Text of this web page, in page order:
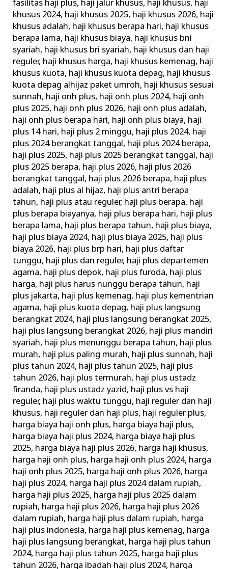
fasilitas haji plus, haji jalur khusus, haji khusus, haji
khusus 2024, haji khusus 2025, haji khusus 2026, haji
khusus adalah, haji khusus berapa hari, haji khusus
berapa lama, haji khusus biaya, haji khusus bni
syariah, haji khusus bri syariah, haji khusus dan haji
reguler, haji khusus harga, haji khusus kemenag, haji
khusus kuota, haji khusus kuota depag, haji khusus
kuota depag alhijaz paket umroh, haji khusus sesuai
sunnah, haji onh plus, haji onh plus 2024, haji onh
plus 2025, haji onh plus 2026, haji onh plus adalah,
haji onh plus berapa hari, haji onh plus biaya, haji
plus 14 hari, haji plus 2 minggu, haji plus 2024, haji
plus 2024 berangkat tanggal, haji plus 2024 berapa,
haji plus 2025, haji plus 2025 berangkat tanggal, haji
plus 2025 berapa, haji plus 2026, haji plus 2026
berangkat tanggal, haji plus 2026 berapa, haji plus
adalah, haji plus al hijaz, haji plus antri berapa
tahun, haji plus atau reguler, haji plus berapa, haji
plus berapa biayanya, haji plus berapa hari, haji plus
berapa lama, haji plus berapa tahun, haji plus biaya,
haji plus biaya 2024, haji plus biaya 2025, haji plus
biaya 2026, haji plus brp hari, haji plus daftar
tunggu, haji plus dan reguler, haji plus departemen
agama, haji plus depok, haji plus furoda, haji plus
harga, haji plus harus nunggu berapa tahun, haji
plus jakarta, haji plus kemenag, haji plus kementrian
agama, haji plus kuota depag, haji plus langsung
berangkat 2024, haji plus langsung berangkat 2025,
haji plus langsung berangkat 2026, haji plus mandiri
syariah, haji plus menunggu berapa tahun, haji plus
murah, haji plus paling murah, haji plus sunnah, haji
plus tahun 2024, haji plus tahun 2025, haji plus
tahun 2026, haji plus termurah, haji plus ustadz
firanda, haji plus ustadz yazid, haji plus vs haji
reguler, haji plus waktu tunggu, haji reguler dan haji
khusus, haji reguler dan haji plus, haji reguler plus,
harga biaya haji onh plus, harga biaya haji plus,
harga biaya haji plus 2024, harga biaya haji plus
2025, harga biaya haji plus 2026, harga haji khusus,
harga haji onh plus, harga haji onh plus 2024, harga
haji onh plus 2025, harga haji onh plus 2026, harga
haji plus 2024, harga haji plus 2024 dalam rupiah,
harga haji plus 2025, harga haji plus 2025 dalam
rupiah, harga haji plus 2026, harga haji plus 2026
dalam rupiah, harga haji plus dalam rupiah, harga
haji plus indonesia, harga haji plus kemenag, harga
haji plus langsung berangkat, harga haji plus tahun
2024, harga haji plus tahun 2025, harga haji plus
tahun 2026, harga ibadah haji plus 2024, harga